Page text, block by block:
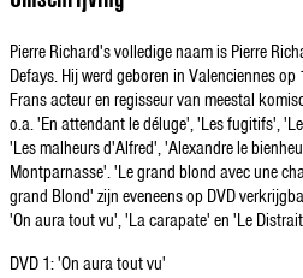
Pierre Richard's volledige naam is Pierre
Defays. Hij werd geboren in Valenciennes
Frans acteur en regisseur van meestal
o.a. 'En attendant le déluge', 'Les fugitifs',
'Les malheurs d'Alfred', 'Alexandre le
Montparnasse'. 'Le grand blond avec une
grand Blond' zijn eveneens op DVD
'On aura tout vu', 'La carapate' en 'Le
DVD 1: 'On aura tout vu'